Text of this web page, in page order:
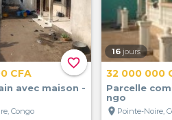
favorite_border
CFA
avec maison -
Congo
16 jours
32 000 000
Parcelle
ngo
location_on Pointe-Noire,